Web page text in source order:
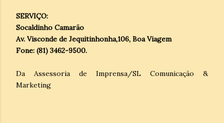
SERVIÇO:
Socaldinho Camarão
Av. Visconde de Jequitinhonha,106, Boa Viagem
Fone: (81) 3462-9500.
Da Assessoria de Imprensa/SL Comunicação &
Marketing